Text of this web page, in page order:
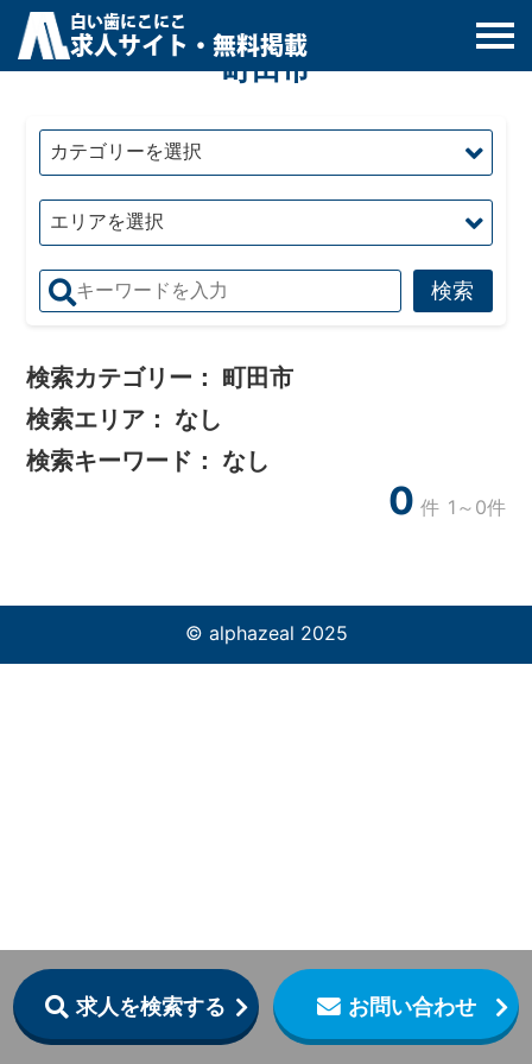
白 い歯にこにこ
求人サイト・無料掲載
求人を検索する お問い合わせ
町田市
検索カテゴリー： 町田市
検索エリア： なし
検索キーワード： なし
0 件 1～0件
© alphazeal 2025